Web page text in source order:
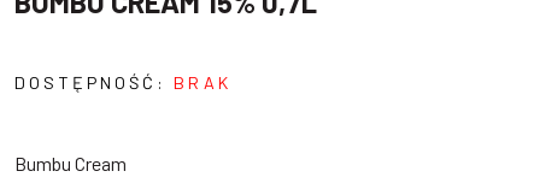
DOSTĘPNOŚĆ: BRAK
Bumbu Cream